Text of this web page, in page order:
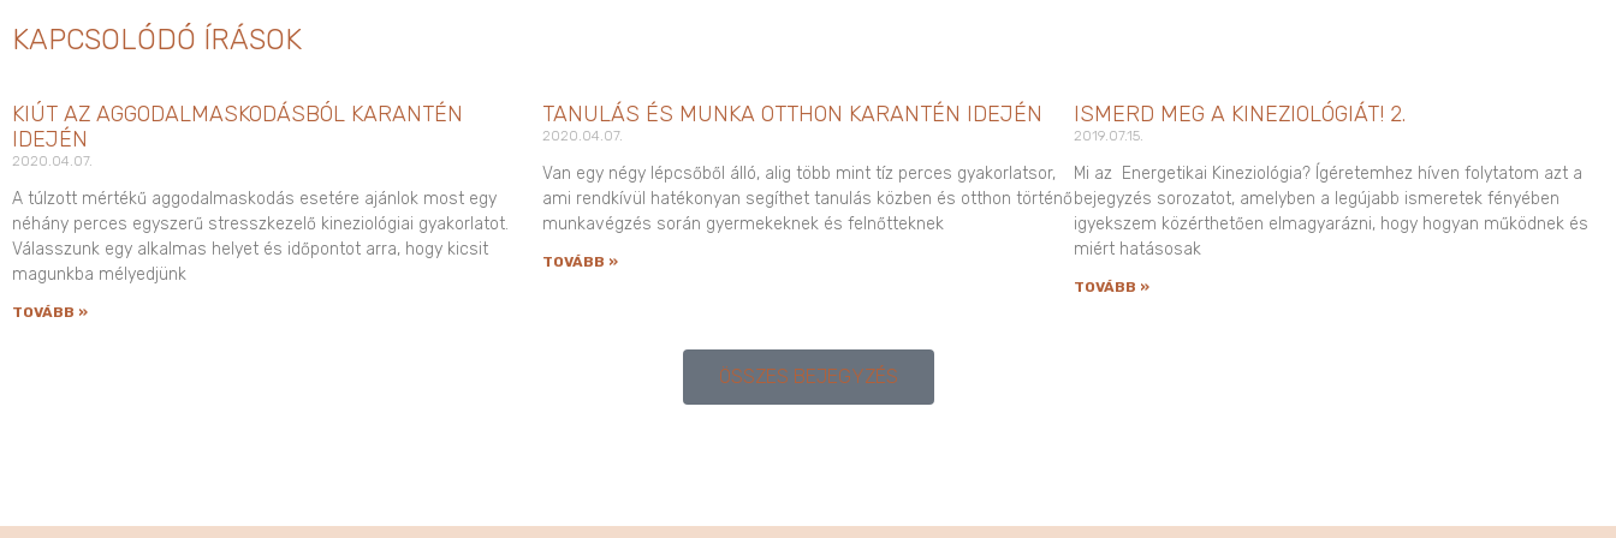
KAPCSOLÓDÓ ÍRÁSOK
KIÚT AZ AGGODALMASKODÁSBÓL KARANTÉN
IDEJÉN
2020.04.07.
A túlzott mértékű aggodalmaskodás esetére ajánlok most egy
néhány perces egyszerű stresszkezelő kineziológiai gyakorlatot.
Válasszunk egy alkalmas helyet és időpontot arra, hogy kicsit
magunkba mélyedjünk
TOVÁBB »
TANULÁS ÉS MUNKA OTTHON KARANTÉN IDEJÉN
2020.04.07.
Van egy négy lépcsőből álló, alig több mint tíz perces gyakorlatsor,
ami rendkívül hatékonyan segíthet tanulás közben és otthon történő
munkavégzés során gyermekeknek és felnőtteknek
TOVÁBB »
ISMERD MEG A KINEZIOLÓGIÁT! 2.
2019.07.15.
Mi az Energetikai Kineziológia? Ígéretemhez híven folytatom azt a
bejegyzés sorozatot, amelyben a legújabb ismeretek fényében
igyekszem közérthetően elmagyarázni, hogy hogyan működnek és
miért hatásosak
TOVÁBB »
ÖSSZES BEJEGYZÉS